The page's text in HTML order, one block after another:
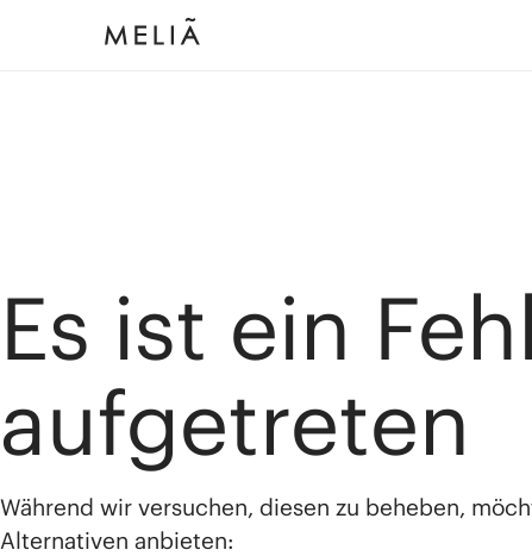
Es ist ein
aufgetreten
Während wir versuchen, diesen zu beheben,
Alternativen anbieten: